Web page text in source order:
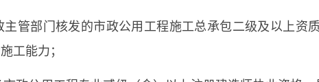
主管部门核发的市政公用工程施工总承包二级及以上资
工能力；